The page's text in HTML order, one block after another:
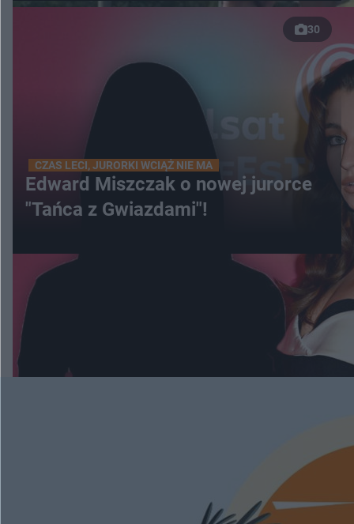
30
CZAS LECI, JURORKI WCIĄŻ NIE MA
Edward Miszczak o nowej jurorce
"Tańca z Gwiazdami"!
ESKAPADY